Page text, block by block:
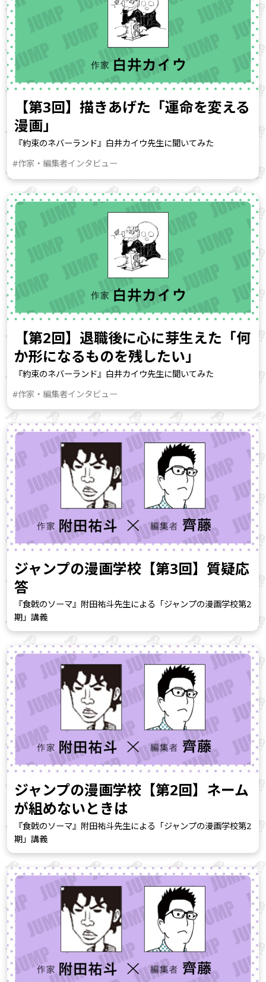
【第3回】描きあげた「運命を変える
漫画」
『約束のネバーランド』白井カイウ先生に聞いてみた
#作家・編集者インタビュー
【第2回】退職後に心に芽生えた「何
か形になるものを残したい」
『約束のネバーランド』白井カイウ先生に聞いてみた
#作家・編集者インタビュー
ジャンプの漫画学校【第3回】質疑応
答
『食戟のソーマ』附田祐斗先生による「ジャンプの漫画学校第2
期」講義
ジャンプの漫画学校【第2回】ネーム
が組めないときは
『食戟のソーマ』附田祐斗先生による「ジャンプの漫画学校第2
期」講義